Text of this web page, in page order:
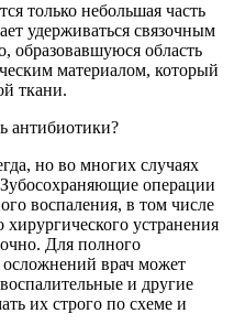
только небольшая часть
удерживаться связочным
образовавшуюся область
материалом, который
ткани.
антибиотики?
но во многих случаях
операции
воспаления, в том числе
устранения
Для полного
врач может
и другие
их строго по схеме и